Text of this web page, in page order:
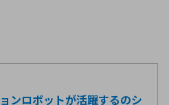
ンロボットが活躍するのシ